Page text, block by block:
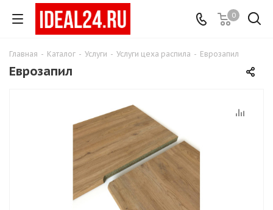
0
Главная - Каталог - Услуги - Услуги цеха распила - Еврозапил
Еврозапил